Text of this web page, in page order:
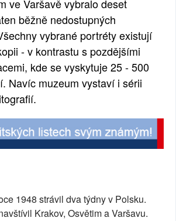
ve Varšavě vybralo deset
běžně nedostupných
vybrané portréty existují
- v kontrastu s pozdějšími
kde se vyskytuje 25 - 500
Navíc muzeum vystaví i sérii
1948 strávil dva týdny v Polsku.
Krakov, Osvětim a Varšavu.